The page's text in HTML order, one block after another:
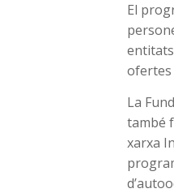
El
ofertes
La
també
xarxa